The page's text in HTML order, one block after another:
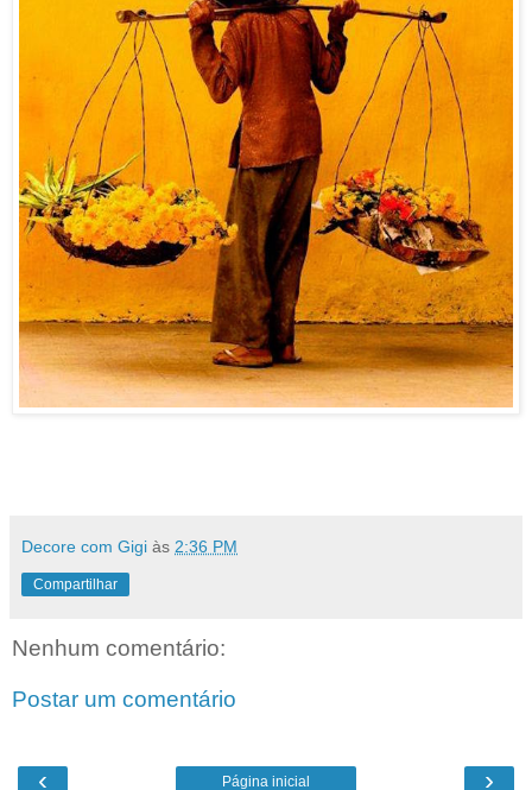
Decore com Gigi às 2:36 PM
Compartilhar
Nenhum comentário:
Postar um comentário
‹ ›
Página inicial